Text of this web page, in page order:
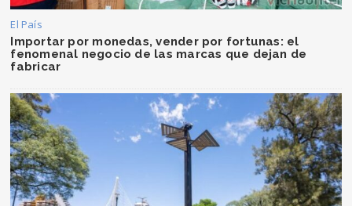
El País
Importar por monedas, vender por fortunas: el
fenomenal negocio de las marcas que dejan de
fabricar